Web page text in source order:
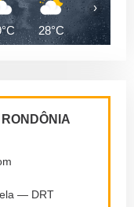
28°C 27°C
›
— DRT